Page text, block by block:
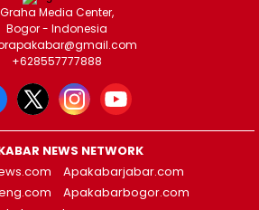
Graha Media Center,
Bogor - Indonesia
+628557777888
NEWS NETWORK
Apakabarjabar.com
Apakabarbogor.com